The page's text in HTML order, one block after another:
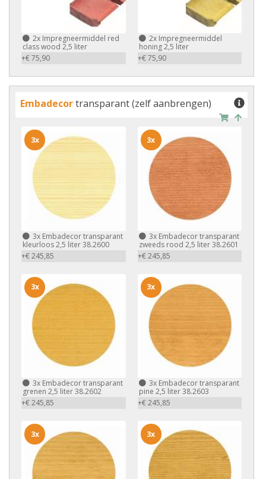
2x Impregneermiddel red
class wood 2,5 liter
+€ 75,90
2xImpregneermiddel
honing 2,5 liter
+€ 75,90
Embadecortransparant (zelf aanbrengen)
3x Embadecor transparant
kleurloos 2,5 liter 38.2600
+€ 245,85
3x
3xEmbadecor transparant
zweeds rood 2,5 liter 38.2601
+€ 245,85
3x
3x Embadecor transparant
grenen 2,5 liter 38.2602
+€ 245,85
3x
3xEmbadecor transparant
pine 2,5 liter 38.2603
+€ 245,85
3x
3x 3x